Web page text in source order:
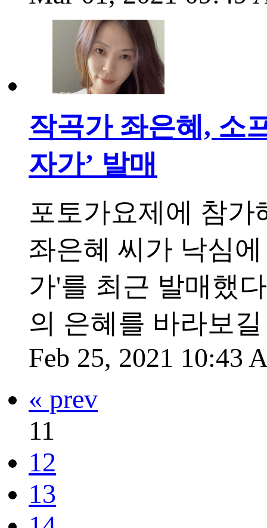
작곡가 좌은혜, 소
자가’ 발매
포토가요제에 참가
좌은혜 씨가 낙심
가'를 최근 발매했
의 은혜를 바라보
Feb 25, 2021 10:43
« prev
11
12
13